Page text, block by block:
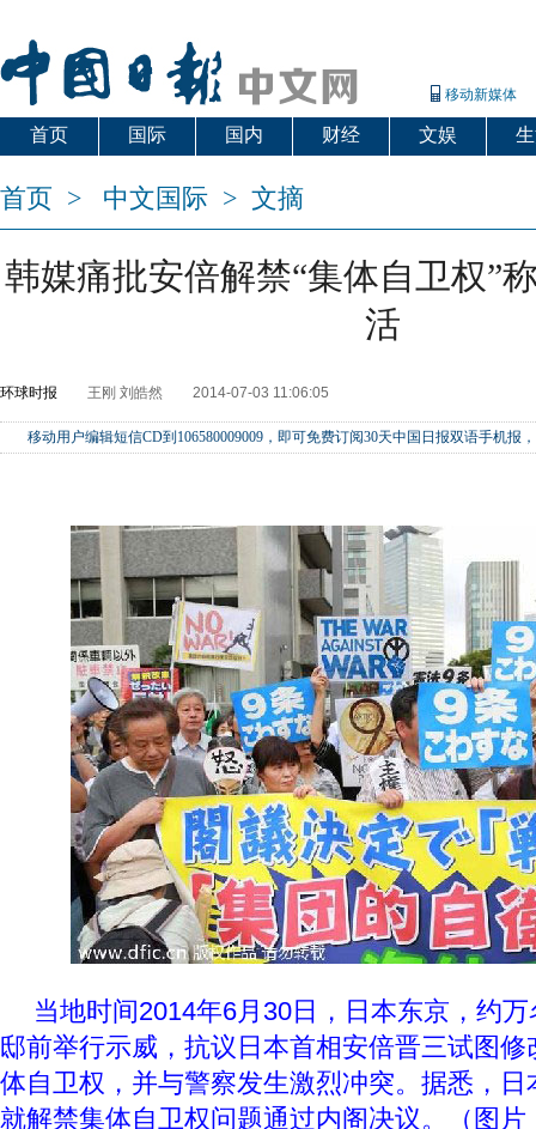
移动新媒体
首页 国际 国内 财经 文娱
首页 > 中文国际 > 文摘
韩媒痛批安倍解禁“集体自卫权”
活
环球时报 王刚 刘皓然 2014-07-03 11:06:05
移动用户编辑短信CD到106580009009，即可免费订阅30天中国日报双语手机报
当地时间2014年6月30日，日本东京，约
邸前举行示威，抗议日本首相安倍晋三试图
体自卫权，并与警察发生激烈冲突。据悉，
就解禁集体自卫权问题通过内阁决议。（图片